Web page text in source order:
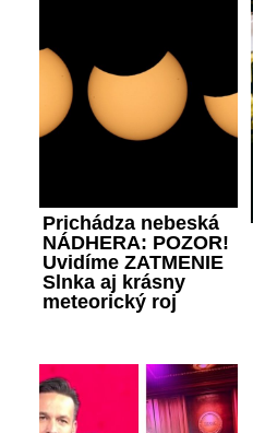
Prichádza nebeská
NÁDHERA: POZOR!
Uvidíme ZATMENIE
Slnka aj krásny
meteorický roj